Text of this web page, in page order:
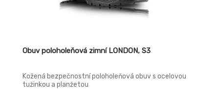
Obuv poloholeňová zimní LONDON, S3
Kožená bezpečnostní poloholeňová obuv s ocelovou
tužinkou a planžetou